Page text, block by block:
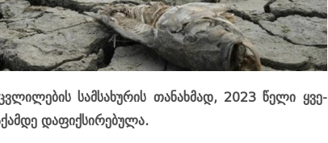
სამ­სა­ხუ­რის თა­ნახ­მად, 2023 წელი ყვე­
და­ფიქ­სი­რე­ბუ­ლა.